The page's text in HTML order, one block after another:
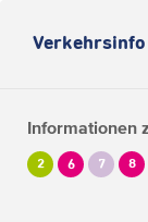
Verkehrsinfo
Informationen
2 6 7 8